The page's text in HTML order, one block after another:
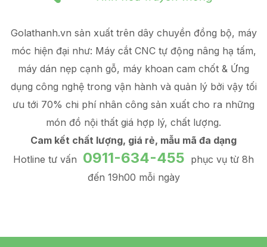
Golathanh.vn sản xuất trên dây chuyền đồng bộ, máy
móc hiện đại như: Máy cắt CNC tự động nâng hạ tấm,
máy dán nẹp cạnh gỗ, máy khoan cam chốt & Ứng
dụng công nghệ trong vận hành và quản lý bởi vậy tối
ưu tới 70% chi phí nhân công sản xuất cho ra những
món đồ nội thất giá hợp lý, chất lượng.
Cam kết chất lượng, giá rẻ, mẫu mã đa dạng
Hotline tư vấn 0911-634-455 phục vụ từ 8h
đến 19h00 mỗi ngày